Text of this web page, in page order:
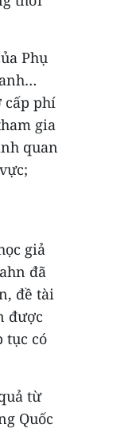
Phụ
cấp phí
gia
quan
giả
đã
đề tài
được
tục có
từ
Quốc